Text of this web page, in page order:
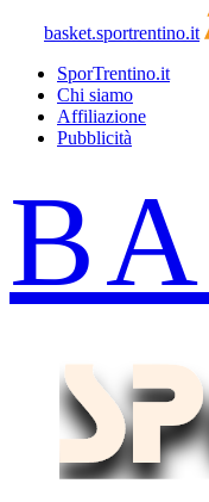
basket.sportrentino.it
SporTrentino.it
Chi siamo
Affiliazione
Pubblicità